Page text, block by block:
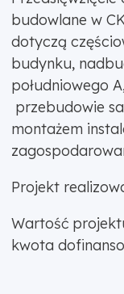
budowlane w
dotyczą
budynku,
południowego
przebudowie
montażem
Projekt
Wartość
kwota